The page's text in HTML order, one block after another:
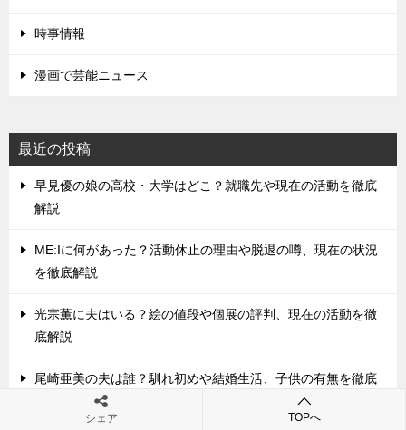
時事情報
漫画で芸能ニュース
最近の投稿
早見優の娘の高校・大学はどこ？就職先や現在の活動を徹底
解説
ME:Iに何があった？活動休止の理由や脱退の噂、現在の状況
を徹底解説
光宗薫に夫はいる？絵の値段や個展の評判、現在の活動を徹
底解説
尾崎亜美の夫は誰？馴れ初めや結婚生活、子供の有無を徹底
シェア TOPへ